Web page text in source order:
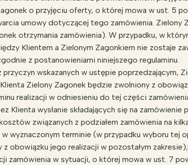
o przyjęciu oferty, o której mowa w ust. 5
umowy dotyczącej tego zamówienia. Zielony
otrzymania zamówienia). W przypadku, w
Klientem a Zielonym Zagonkiem nie zostaje
z postanowieniami niniejszego regulaminu.
wskazanych w ustępie poprzedzającym,
Zielony Zagonek będzie zwolniony z
realizacji w odniesieniu do tej części
wysłanie składających się na
związanych z podziałem zamówienia na
wyznaczonym terminie (w przypadku wyboru tej
obowiązku jego realizacji w pozostałym zakresie);
zamówienia w sytuacji, o której mowa w ust. 7